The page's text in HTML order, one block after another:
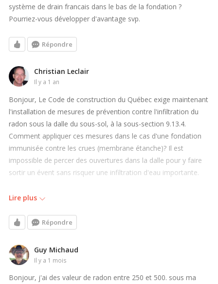
système de drain francais dans le bas de la fondation ?
Pourriez-vous développer d'avantage svp.
Répondre
Christian Leclair
il y a 1 an
Bonjour, Le Code de construction du Québec exige maintenant
l'installation de mesures de prévention contre l'infiltration du
radon sous la dalle du sous-sol, à la sous-section 9.13.4.
Comment appliquer ces mesures dans le cas d'une fondation
immunisée contre les crues (membrane étanche)? Il est
impossible de percer des ouvertures dans la dalle pour y faire
sortir un évent sans risquer une infiltration d'eau importante.
Est-ce que ce système peut être muni d'un clapet pour
Lire plus
Répondre
Guy Michaud
il y a 1 mois
Bonjour, j'ai des valeur de radon entre 250 et 500. sous ma